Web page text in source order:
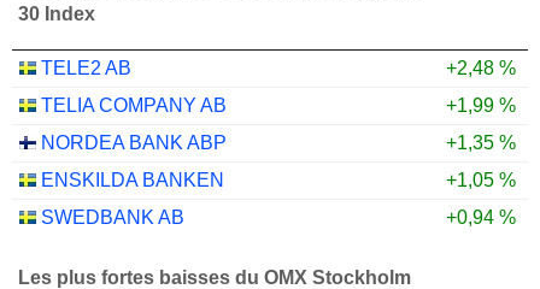
30 Index
TELE2 AB
+2,48 %
TELIA COMPANY AB
+1,99 %
NORDEA BANK ABP
+1,35 %
ENSKILDA BANKEN
+1,05 %
SWEDBANK AB
+0,94 %
Les plus fortes baisses du OMX Stockholm